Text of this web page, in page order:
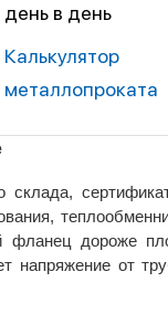
день в день
Калькулятор
металлопроката
склада,
фланец дороже
напряжение от